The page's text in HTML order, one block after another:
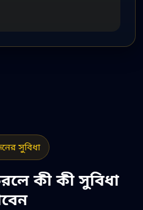
সুবিধা
কী কী সুবিধা